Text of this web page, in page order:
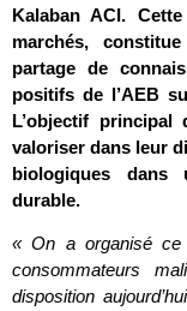
Kalaban ACI.
marchés,
partage de
positifs de l’AEB
L’objectif
valoriser dans leur
biologiques dans
durable.
« On a organisé ce
consommateurs
disposition